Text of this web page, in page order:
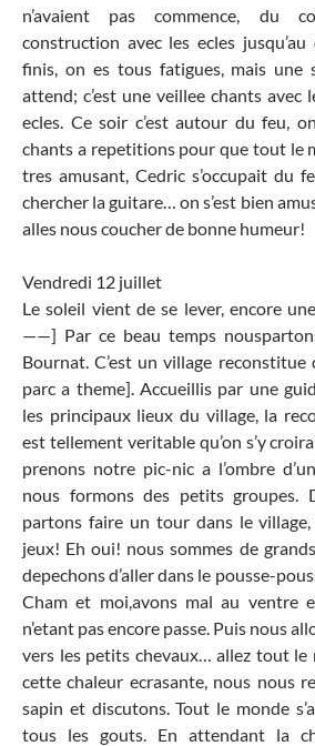
n’avaient pas commence, du
construction avec les ecles jusqu’au
finis, on es tous fatigues, mais une
attend; c’est une veillee chants avec
ecles. Ce soir c’est autour du feu,
chants a repetitions pour que tout le
tres amusant, Cedric s’occupait du
chercher la guitare… on s’est bien
alles nous coucher de bonne humeur!
Vendredi 12 juillet
Le soleil vient de se lever, encore
——] Par ce beau temps
Bournat. C’est un village reconstitue
parc a theme]. Accueillis par une
les principaux lieux du village, la
est tellement veritable qu’on s’y
prenons notre pic-nic a l’ombre
nous formons des petits groupes.
partons faire un tour dans le
jeux! Eh oui! nous sommes de
depechons d’aller dans le pousse-
Cham et moi,avons mal au ventre
n’etant pas encore passe. Puis nous
vers les petits chevaux… allez tout le
cette chaleur ecrasante, nous nous
sapin et discutons. Tout le monde
tous les gouts. En attendant la